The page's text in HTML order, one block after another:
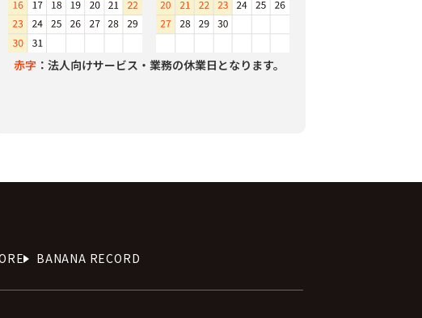
赤字 ：法人向けサービス・業務の休業日となります。
BANANA RECORD